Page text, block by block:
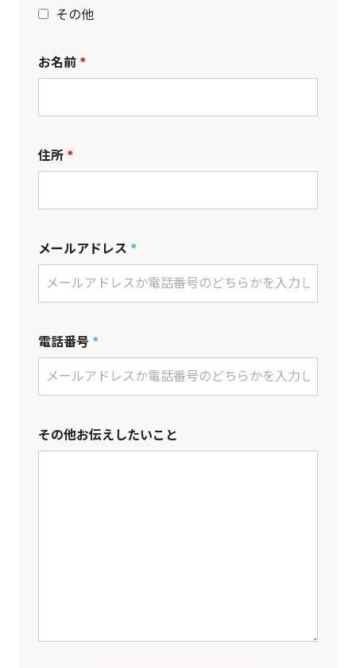
その他
お名前 *
住所 *
メールアドレス *
電話番号 *
その他お伝えしたいこと